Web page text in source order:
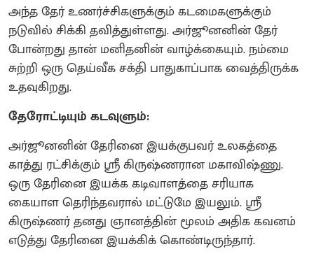
அந்த தேர் உணர்ச்சிகளுக்கும் கடமைகளுக்கும்
நடுவில் சிக்கி தவித்துள்ளது. அர்ஜூனனின் தேர்
போன்றது தான் மனிதனின் வாழ்க்கையும். நம்மை
சுற்றி ஒரு தெய்வீக சக்தி பாதுகாப்பாக வைத்திருக்க
உதவுகிறது.
தேரோட்டியும் கடவுளும்:
அர்ஜூனனின் தேரினை இயக்குபவர் உலகத்தை
காத்து ரட்சிக்கும் ஸ்ரீ கிருஷ்ணரான மகாவிஷ்ணு.
ஒரு தேரினை இயக்க கடிவாளத்தை சரியாக
கையாள தெரிந்தவரால் மட்டுமே இயலும். ஸ்ரீ
கிருஷ்ணர் தனது ஞானத்தின் மூலம் அதிக கவனம்
எடுத்து தேரினை இயக்கிக் கொண்டிருந்தார்.